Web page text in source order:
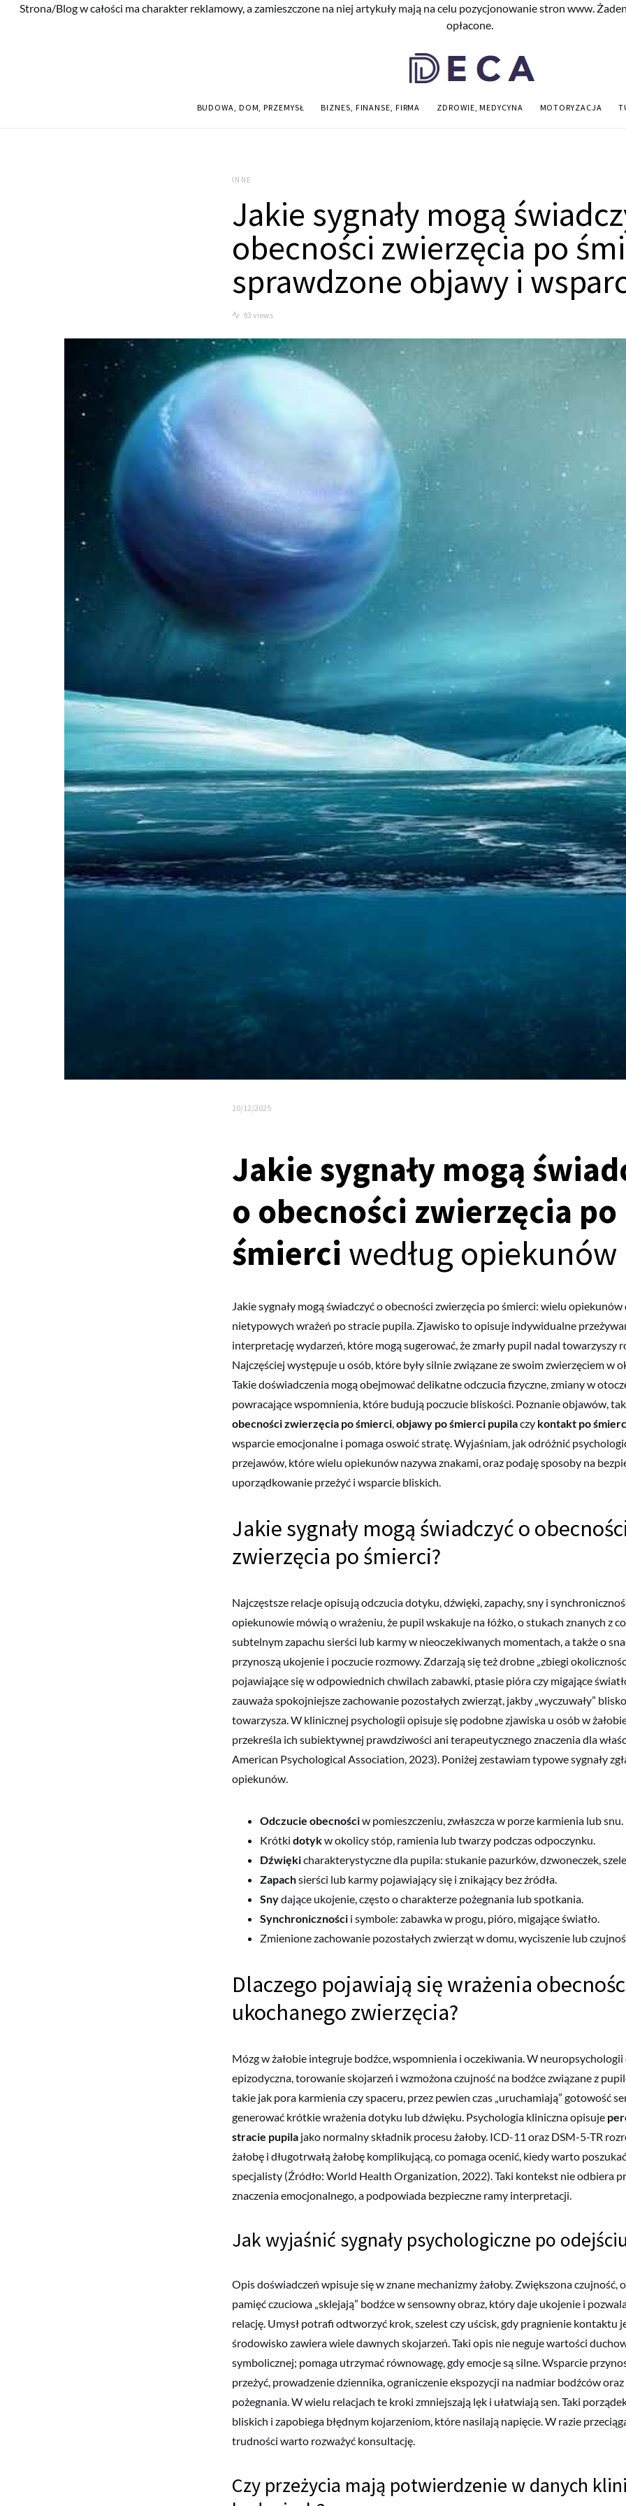
Strona/Blog w całości ma charakter reklamowy, a zamieszczone na niej artykuły mają na celu pozycjonowanie stron www.
opłacone.
BUDOWA, DOM, PRZEMYSŁ BIZNES, FINANSE, FIRMA ZDROWIE, MEDYCYNA MOTORYZACJA
INNE
Jakie sygnały mogą
obecności zwierzęcia po
sprawdzone objawy i
93 views
10/12/2025
Jakie sygnały mogą
o obecności zwierzęcia po
śmierci według opiekunów
Jakie sygnały mogą świadczyć o obecności zwierzęcia po śmierci: wielu
nietypowych wrażeń po stracie pupila. Zjawisko to opisuje indywidualne
interpretację wydarzeń, które mogą sugerować, że zmarły pupil nadal towarzyszy
Najczęściej występuje u osób, które były silnie związane ze swoim zwierzęciem w
Takie doświadczenia mogą obejmować delikatne odczucia fizyczne, zmiany w
powracające wspomnienia, które budują poczucie bliskości. Poznanie objawów,
obecności zwierzęcia po śmierci,objawy po śmierci pupilaczy kontakt po
wsparcie emocjonalne i pomaga oswoić stratę. Wyjaśniam, jak odróżnić
przejawów, które wielu opiekunów nazywa znakami, oraz podaję sposoby na
uporządkowanie przeżyć i wsparcie bliskich.
Jakie sygnały mogą świadczyć o
zwierzęcia po śmierci?
Najczęstsze relacje opisują odczucia dotyku, dźwięki, zapachy, sny i
opiekunowie mówią o wrażeniu, że pupil wskakuje na łóżko, o stukach znanych z
subtelnym zapachu sierści lub karmy w nieoczekiwanych momentach, a także o
przynoszą ukojenie i poczucie rozmowy. Zdarzają się też drobne „zbiegi
pojawiające się w odpowiednich chwilach zabawki, ptasie pióra czy migające
zauważa spokojniejsze zachowanie pozostałych zwierząt, jakby „wyczuwały”
towarzysza. W klinicznej psychologii opisuje się podobne zjawiska u osób w
przekreśla ich subiektywnej prawdziwości ani terapeutycznego znaczenia dla
American Psychological Association, 2023). Poniżej zestawiam typowe sygnały
opiekunów.
Odczucie obecnościw pomieszczeniu, zwłaszcza w porze karmienia lub snu.
Krótki dotykw okolicy stóp, ramienia lub twarzy podczas odpoczynku.
Dźwiękicharakterystyczne dla pupila: stukanie pazurków, dzwoneczek,
Zapachsierści lub karmy pojawiający się i znikający bez źródła.
Snydające ukojenie, często o charakterze pożegnania lub spotkania.
Synchroniczności i symbole: zabawka w progu, pióro, migające światło.
Zmienione zachowanie pozostałych zwierząt w domu, wyciszenie lub
Dlaczego pojawiają się wrażenia
ukochanego zwierzęcia?
Mózg w żałobie integruje bodźce, wspomnienia i oczekiwania. W neuropsychologii
epizodyczna, torowanie skojarzeń i wzmożona czujność na bodźce związane z
takie jak pora karmienia czy spaceru, przez pewien czas „uruchamiają” gotowość
generować krótkie wrażenia dotyku lub dźwięku. Psychologia kliniczna opisuje
stracie pupila jako normalny składnik procesu żałoby. ICD-11 oraz DSM-5-TR
żałobę i długotrwałą żałobę komplikującą, co pomaga ocenić, kiedy warto
specjalisty (Źródło: World Health Organization, 2022). Taki kontekst nie odbiera
znaczenia emocjonalnego, a podpowiada bezpieczne ramy interpretacji.
Jak wyjaśnić sygnały psychologiczne po
Opis doświadczeń wpisuje się w znane mechanizmy żałoby. Zwiększona czujność,
pamięć czuciowa „sklejają” bodźce w sensowny obraz, który daje ukojenie i
relację. Umysł potrafi odtworzyć krok, szelest czy uścisk, gdy pragnienie kontaktu
środowisko zawiera wiele dawnych skojarzeń. Taki opis nie neguje wartości
symbolicznej; pomaga utrzymać równowagę, gdy emocje są silne. Wsparcie
przeżyć, prowadzenie dziennika, ograniczenie ekspozycji na nadmiar bodźców oraz
pożegnania. W wielu relacjach te kroki zmniejszają lęk i ułatwiają sen. Taki
bliskich i zapobiega błędnym kojarzeniom, które nasilają napięcie. W razie
trudności warto rozważyć konsultację.
Czy przeżycia mają potwierdzenie w danych